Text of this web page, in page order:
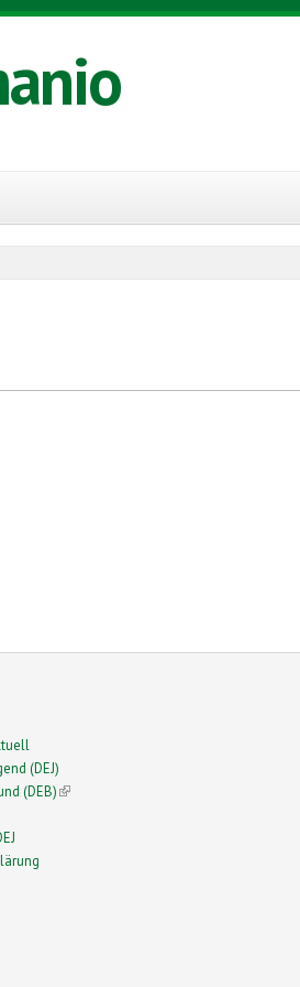
(DEJ)
(DEB)(link is external)